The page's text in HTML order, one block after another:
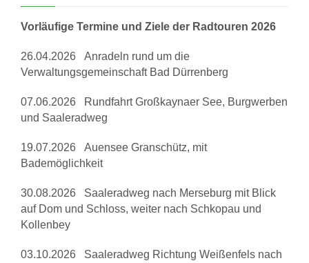
Vorläufige Termine und Ziele der Radtouren 2026
26.04.2026 Anradeln rund um die
Verwaltungsgemeinschaft Bad Dürrenberg
07.06.2026 Rundfahrt Großkaynaer See, Burgwerben
und Saaleradweg
19.07.2026 Auensee Granschütz, mit
Bademöglichkeit
30.08.2026 Saaleradweg nach Merseburg mit Blick
auf Dom und Schloss, weiter nach Schkopau und
Kollenbey
03.10.2026 Saaleradweg Richtung Weißenfels nach